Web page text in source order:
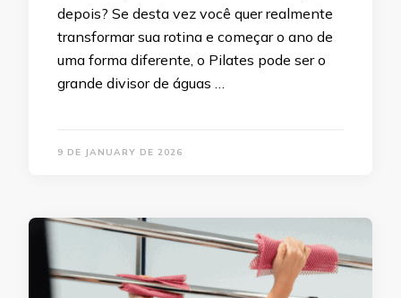
depois? Se desta vez você quer realmente
transformar sua rotina e começar o ano de
uma forma diferente, o Pilates pode ser o
grande divisor de águas …
9 DE JANUARY DE 2026